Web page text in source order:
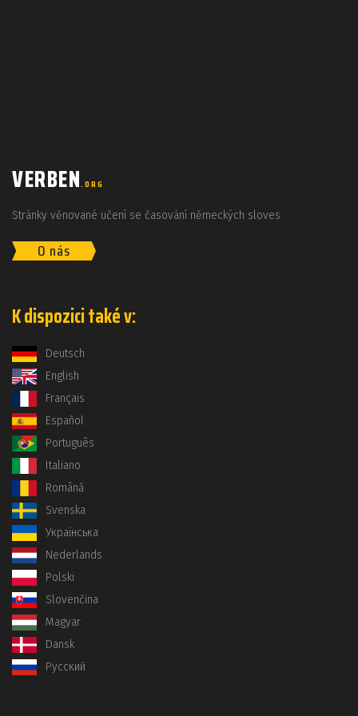
VERBEN.ORG
Stránky věnované učení se časování německých sloves
O nás
K dispozici také v:
Deutsch
English
Français
Español
Português
Italiano
Română
Svenska
Українська
Nederlands
Polski
Slovenčina
Magyar
Dansk
Русский